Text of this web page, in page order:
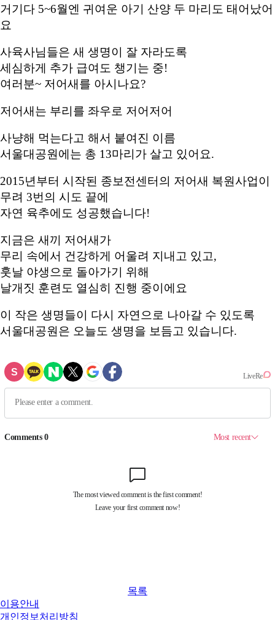
거기다 5~6월엔 귀여운 아기 산양 두 마리도 태어났어
요
사육사님들은 새 생명이 잘 자라도록
세심하게 추가 급여도 챙기는 중!
여러분~ 저어새를 아시나요?
저어새는 부리를 좌우로 저어저어
사냥해 먹는다고 해서 붙여진 이름
서울대공원에는 총 13마리가 살고 있어요.
2015년부터 시작된 종보전센터의 저어새 복원사업이
무려 3번의 시도 끝에
자연 육추에도 성공했습니다!
지금은 새끼 저어새가
무리 속에서 건강하게 어울려 지내고 있고,
훗날 야생으로 돌아가기 위해
날개짓 훈련도 열심히 진행 중이에요
이 작은 생명들이 다시 자연으로 나아갈 수 있도록
서울대공원은 오늘도 생명을 보듬고 있습니다.
목록
이용안내
개인정보처리방침